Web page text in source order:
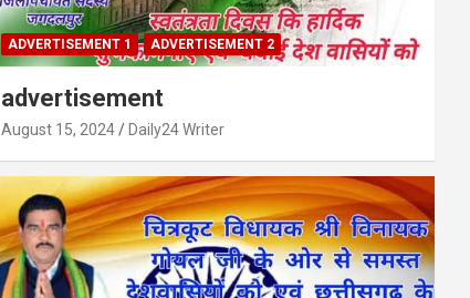
ADVERTISEMENT 1 ADVERTISEMENT 2
advertisement
August 15, 2024 Daily24 Writer